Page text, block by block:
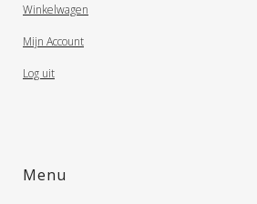
Winkelwagen
Mijn Account
Log uit
Menu